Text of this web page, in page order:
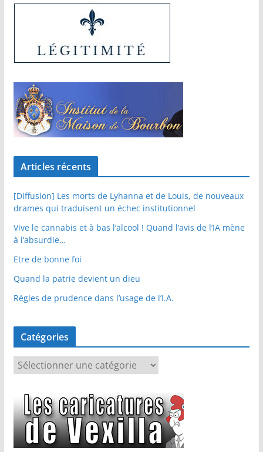
Articles récents
[Diffusion] Les morts de Lyhanna et de Louis, de nouveaux
drames qui traduisent un échec institutionnel
Vive le cannabis et à bas l’alcool ! Quand l’avis de l’IA mène
à l’absurdie…
Etre de bonne foi
Quand la patrie devient un dieu
Règles de prudence dans l’usage de l’I.A.
Catégories
a
é
g
o